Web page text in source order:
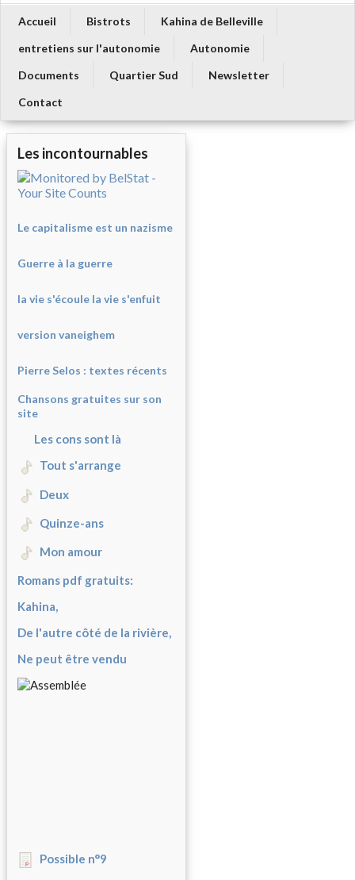
Accueil Bistrots
Kahina de Belleville
entretiens sur l'autonomie
Autonomie
Documents
Quartier Sud
Newsletter
Contact
Les incontournables
Le capitalisme est un nazisme
Guerre à la guerre
la vie s'écoule la vie s'enfuit
version vaneighem
Pierre Selos : textes récents
Chansons gratuites sur son
site
Les cons sont là
Tout s'arrange
Deux
Quinze-ans
Mon amour
Romans pdf gratuits:
Kahina,
De l'autre côté de la rivière,
Ne peut être vendu
Possible n°9